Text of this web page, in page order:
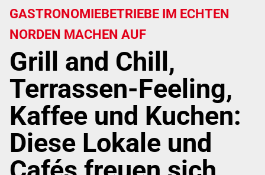
GASTRONOMIEBETRIEBE IM ECHTEN
NORDEN MACHEN AUF
Grill and Chill,
Terrassen-Feeling,
Kaffee und Kuchen:
Diese Lokale und